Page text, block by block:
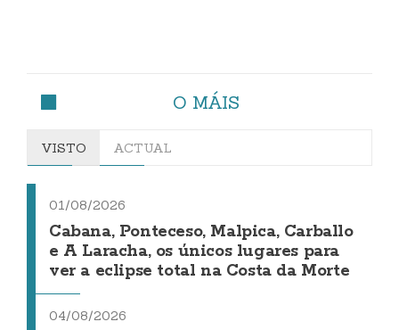
O MÁIS
VISTO ACTUAL
01/08/2026
Cabana, Ponteceso, Malpica, Carballo
e A Laracha, os únicos lugares para
ver a eclipse total na Costa da Morte
04/08/2026